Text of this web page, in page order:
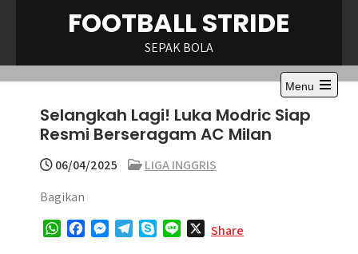
FOOTBALL STRIDE
SEPAK BOLA
Menu
Open
the
main
Selangkah Lagi! Luka Modric Siap
Resmi Berseragam AC Milan
06/04/2025
LIGA INGGRIS
Bagikan
W
Share